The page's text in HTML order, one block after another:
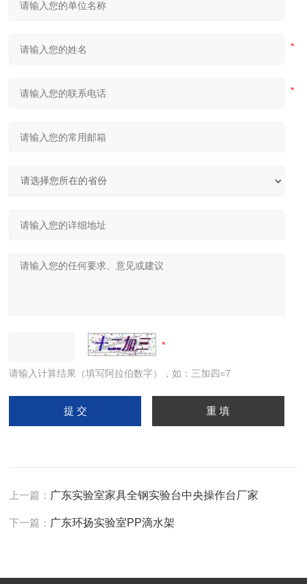
请输入计算结果（填写阿拉伯数字），如：三加四=7
上一篇： 广东实验室家具全钢实验台中央操作台厂家
下一篇： 广东环扬实验室PP滴水架